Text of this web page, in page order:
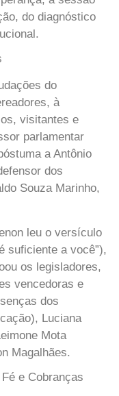
do diagnóstico
do
à
visitantes e
parlamentar
a Antônio
dos
Souza Marinho,
leu o versículo
suficiente a você”),
os legisladores,
vencedoras e
dos
Luciana
Mota
Magalhães.
e Cobranças